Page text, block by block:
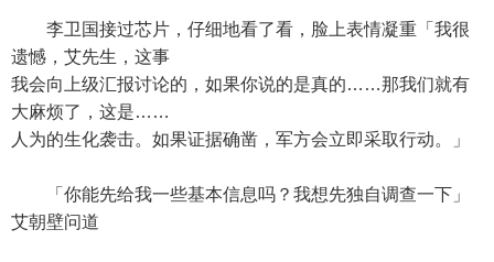
李卫国接过芯片，仔细地看了看，脸上表情凝重「我很
遗憾，艾先生，这事
我会向上级汇报讨论的，如果你说的是真的……那我们就有
大麻烦了，这是……
人为的生化袭击。如果证据确凿，军方会立即采取行动。」
「你能先给我一些基本信息吗？我想先独自调查一下」
艾朝壁问道